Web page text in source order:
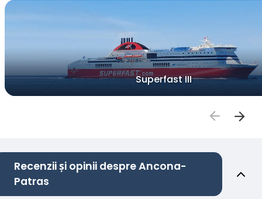
Superfast III
Recenzii și opinii despre Ancona-
Patras